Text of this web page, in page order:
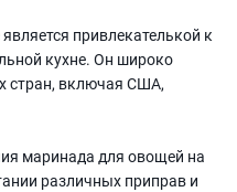
привлекателькой к
кухне. Он широко
стран, включая США,
маринада для овощей на
различных приправ и